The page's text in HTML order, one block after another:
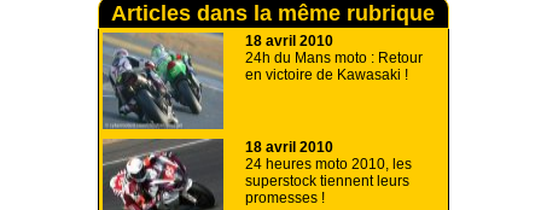
Articles dans la même rubrique
18 avril 2010
24h du Mans moto : Retour
en victoire de Kawasaki !
18 avril 2010
24 heures moto 2010, les
superstock tiennent leurs
promesses !